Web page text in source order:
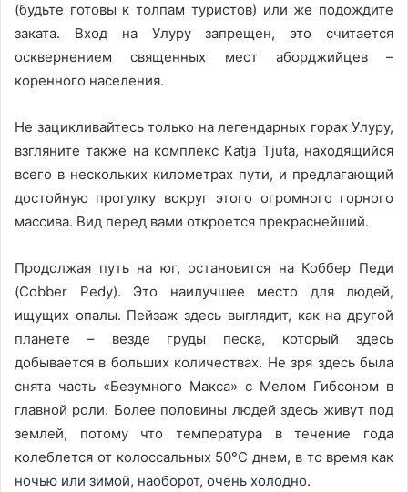
(будьте готовы к толпам туристов) или же подождите
заката. Вход на Улуру запрещен, это считается
осквернением священных мест аборджийцев –
коренного населения.
Не зацикливайтесь только на легендарных горах Улуру,
взгляните также на комплекс Katja Tjuta, находящийся
всего в нескольких километрах пути, и предлагающий
достойную прогулку вокруг этого огромного горного
массива. Вид перед вами откроется прекраснейший.
Продолжая путь на юг, остановится на Коббер Педи
(Cobber Pedy). Это наилучшее место для людей,
ищущих опалы. Пейзаж здесь выглядит, как на другой
планете – везде груды песка, который здесь
добывается в больших количествах. Не зря здесь была
снята часть «Безумного Макса» с Мелом Гибсоном в
главной роли. Более половины людей здесь живут под
землей, потому что температура в течение года
колеблется от колоссальных 50°C днем, в то время как
ночью или зимой, наоборот, очень холодно.